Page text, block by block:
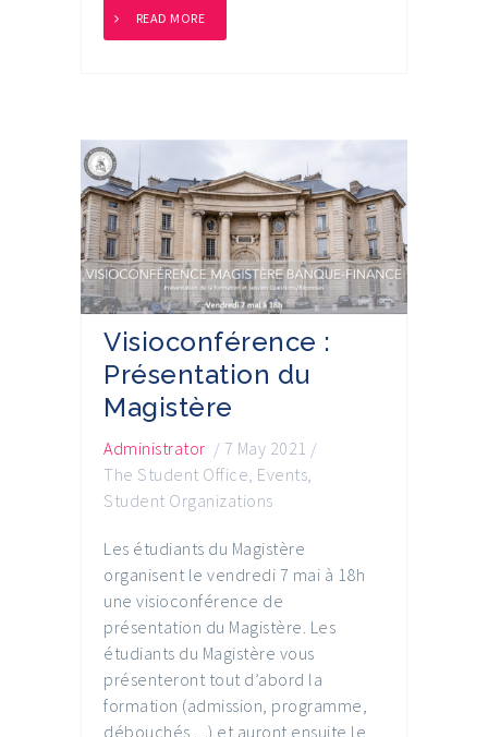
READ MORE
Visioconférence :
Présentation du
Magistère
Administrator / 7 May 2021 /
The Student Office, Events,
Student Organizations
Les étudiants du Magistère
organisent le vendredi 7 mai à 18h
une visioconférence de
présentation du Magistère. Les
étudiants du Magistère vous
présenteront tout d’abord la
formation (admission, programme,
débouchés…) et auront ensuite le